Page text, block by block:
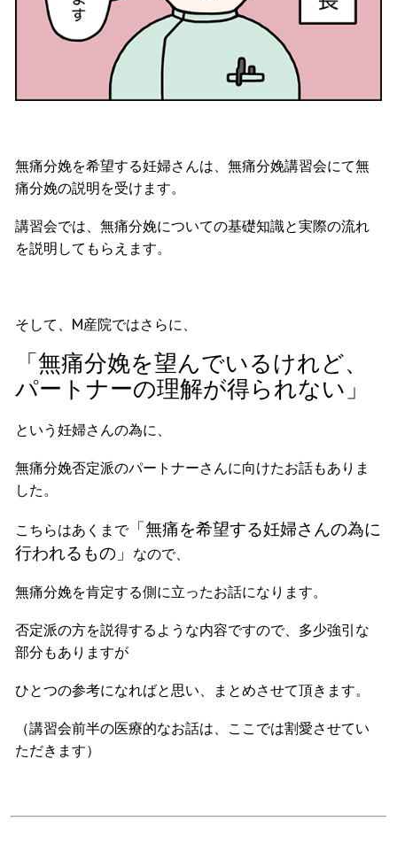
無痛分娩を希望する妊婦さんは、無痛分娩講習会にて無
痛分娩の説明を受けます。
講習会では、無痛分娩についての基礎知識と実際の流れ
を説明してもらえます。
そして、M産院ではさらに、
「無痛分娩を望んでいるけれど、
パートナーの理解が得られない」
という妊婦さんの為に、
無痛分娩否定派のパートナーさんに向けたお話もありま
した。
こちらはあくまで「無痛を希望する妊婦さんの為に
行われるもの」 なので、
無痛分娩を肯定する側に立ったお話になります。
否定派の方を説得するような内容ですので、多少強引な
部分もありますが
ひとつの参考になればと思い、まとめさせて頂きます。
（講習会前半の医療的なお話は、ここでは割愛させてい
ただきます）